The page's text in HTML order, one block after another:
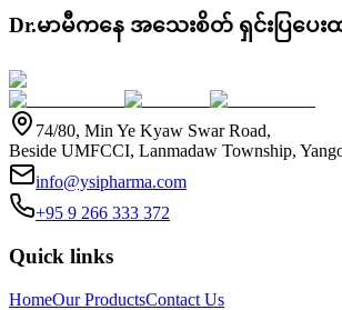
Dr.မာမီကနေ အသေးစိတ် ရှင်းပြပေး
74/80, Min Ye Kyaw Swar Road,
Beside UMFCCI, Lanmadaw Township,
info@ysipharma.com
+95 9 266 333 372
Quick links
HomeOur ProductsContact Us